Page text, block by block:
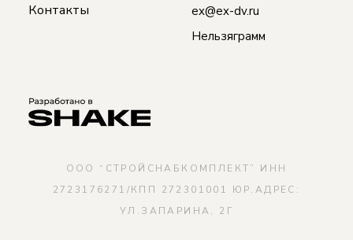
Контакты
ex@ex-dv.ru
Нельзяграмм
ООО “СТРОЙСНАБКОМПЛЕКТ” ИНН
2723176271/КПП 272301001 ЮР.АДРЕС:
УЛ.ЗАПАРИНА, 2Г